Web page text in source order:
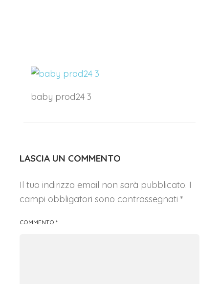
baby prod24 3
LASCIA UN COMMENTO
Il tuo indirizzo email non sarà pubblicato. I
campi obbligatori sono contrassegnati *
COMMENTO *